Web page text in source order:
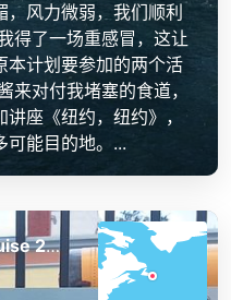
风力微弱，我们顺利
得了一场重感冒，这让
本计划要参加的两个活
来对付我堵塞的食道，
座《纽约，纽约》，
可能目的地。...
Ultimate World Cruise 2023/24